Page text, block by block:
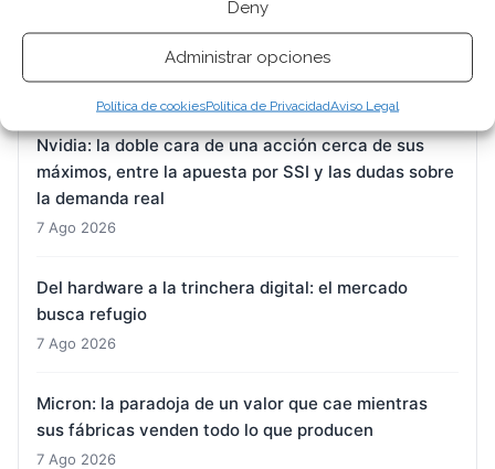
Deny
Administrar opciones
Política de cookiesPolítica de PrivacidadAviso Legal
DroneShield: Citigroup entra en el capital mientras
el mercado digiere una guidance a la baja
7 Ago 2026
Nvidia: la doble cara de una acción cerca de sus
máximos, entre la apuesta por SSI y las dudas sobre
la demanda real
7 Ago 2026
Del hardware a la trinchera digital: el mercado
busca refugio
7 Ago 2026
Micron: la paradoja de un valor que cae mientras
sus fábricas venden todo lo que producen
7 Ago 2026